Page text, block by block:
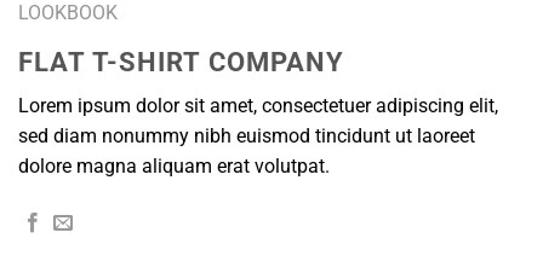
LOOKBOOK
FLAT T-SHIRT COMPANY
Lorem ipsum dolor sit amet, consectetuer adipiscing elit,
sed diam nonummy nibh euismod tincidunt ut laoreet
dolore magna aliquam erat volutpat.